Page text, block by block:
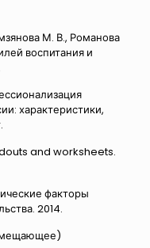
М. В., Романова
воспитания и
характеристики,
and worksheets.
факторы
2014.